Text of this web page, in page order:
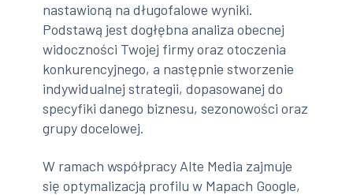
nastawioną na długofalowe wyniki.
Podstawą jest dogłębna analiza obecnej
widoczności Twojej firmy oraz otoczenia
konkurencyjnego, a następnie stworzenie
indywidualnej strategii, dopasowanej do
specyfiki danego biznesu, sezonowości oraz
grupy docelowej.
W ramach współpracy Alte Media zajmuje
się optymalizacją profilu w Mapach Google,